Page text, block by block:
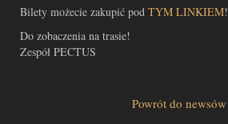
Bilety możecie zakupić pod TYM LINKIEM!
Do zobaczenia na trasie!
Zespół PECTUS
Powrót do newsów